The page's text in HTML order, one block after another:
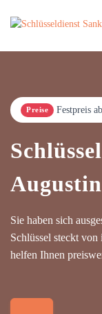
Preise Festpreis
Sie haben sich
Schlüssel steckt
helfen Ihnen